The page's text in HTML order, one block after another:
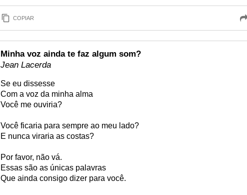
COPIAR
Minha voz ainda te faz algum som?
Jean Lacerda
Se eu dissesse
Com a voz da minha alma
Você me ouviria?
Você ficaria para sempre ao meu lado?
E nunca viraria as costas?
Por favor, não vá.
Essas são as únicas palavras
Que ainda consigo dizer para você.